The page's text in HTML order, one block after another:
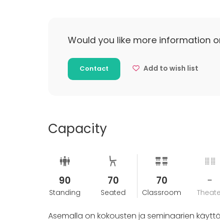
Would you like more information
Contact Add to wish list
Capacity
90
Standing
70
Seated
70
Classroom
-
Asemalla on kokousten ja seminaarien